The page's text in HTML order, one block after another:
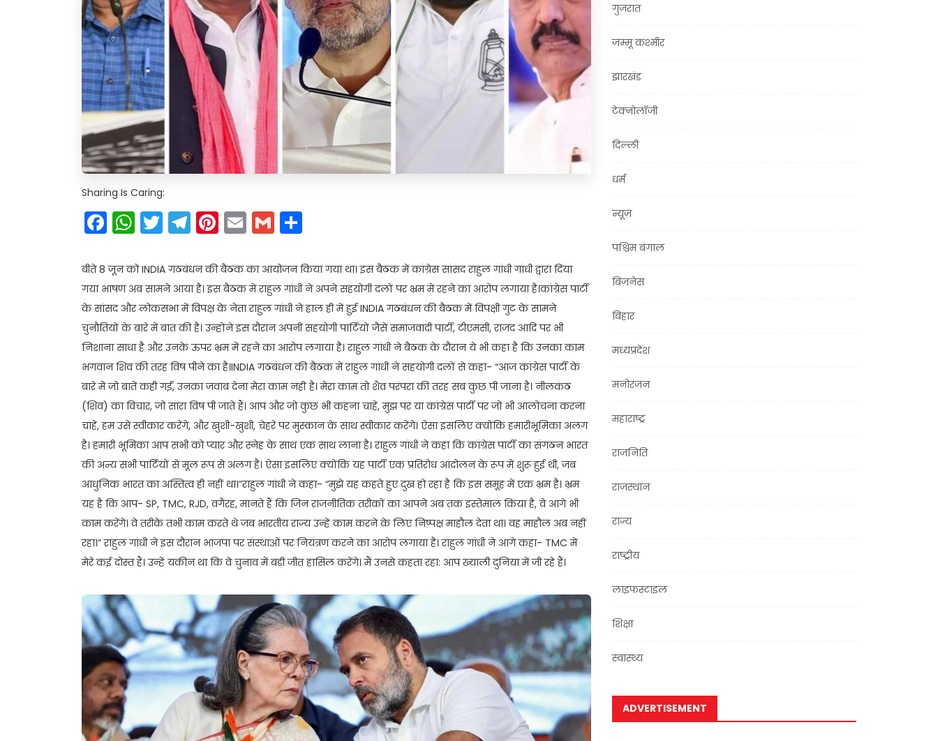
Sharing Is Caring:
Facebook
WhatsApp
Twitter
Telegram
Pinterest
EmailGmail
बीते 8 जून को INDIA गठबंधन की बैठक का आयोजन किया गया था। इस बैठक में कांग्रेस सांसद राहुल गांधी गांधी द्वारा दिया
गया भाषण अब सामने आया है। इस बैठक में राहुल गांधी ने अपने सहयोगी दलों पर भ्रम में रहने का आरोप लगाया है।कांग्रेस पार्टी
के सांसद और लोकसभा में विपक्ष के नेता राहुल गांधी ने हाल ही में हुई INDIA गठबंधन की बैठक में विपक्षी गुट के सामने
चुनौतियों के बारे में बात की है। उन्होंने इस दौरान अपनी सहयोगी पार्टियों जैसे समाजवादी पार्टी, टीएमसी, राजद आदि पर भी
निशाना साधा है और उनके ऊपर भ्रम में रहने का आरोप लगाया है। राहुल गांधी ने बैठक के दौरान ये भी कहा है कि उनका काम
भगवान शिव की तरह विष पीने का है।INDIA गठबंधन की बैठक में राहुल गांधी ने सहयोगी दलों से कहा- “आज कांग्रेस पार्टी के
बारे में जो बातें कही गईं, उनका जवाब देना मेरा काम नहीं है। मेरा काम तो शैव परंपरा की तरह सब कुछ पी जाना है। नीलकंठ
(शिव) का विचार, जो सारा विष पी जाते हैं। आप और जो कुछ भी कहना चाहें, मुझ पर या कांग्रेस पार्टी पर जो भी आलोचना करना
चाहें, हम उसे स्वीकार करेंगे, और खुशी-खुशी, चेहरे पर मुस्कान के साथ स्वीकार करेंगे। ऐसा इसलिए क्योंकि हमारीभूमिका अलग
है। हमारी भूमिका आप सभी को प्यार और स्नेह के साथ एक साथ लाना है। राहुल गांधी ने कहा कि कांग्रेस पार्टी का संगठन भारत
की अन्य सभी पार्टियों से मूल रूप से अलग है। ऐसा इसलिए क्योंकि यह पार्टी एक प्रतिरोध आंदोलन के रूप में शुरू हुई थी, जब
आधुनिक भारत का अस्तित्व ही नहीं था।”राहुल गांधी ने कहा- “मुझे यह कहते हुए दुख हो रहा है कि इस समूह में एक भ्रम है। भ्रम
यह है कि आप- SP, TMC, RJD, वगैरह, मानते हैं कि जिन राजनीतिक तरीकों का आपने अब तक इस्तेमाल किया है, वे आगे भी
काम करेंगे। वे तरीके तभी काम करते थे जब भारतीय राज्य उन्हें काम करने के लिए निष्पक्ष माहौल देता था। वह माहौल अब नहीं
रहा।” राहुल गांधी ने इस दौरान भाजपा पर संस्थाओं पर नियंत्रण करने का आरोप लगाया है। राहुल गांधी ने आगे कहा- TMC में
मेरे कई दोस्त हैं। उन्हें यकीन था कि वे चुनाव में बड़ी जीत हासिल करेंगे। मैं उनसे कहता रहा: आप ख्याली दुनिया में जी रहे हैं।
गुजरात
जम्मू कश्मीर
झारखंड
टेक्नोलॉजी
दिल्ली
धर्म
न्यूज़
पश्चिम बंगाल
बिज़नेस
बिहार
मध्यप्रदेश
मनोरंजन
महाराष्ट्र
राजनिति
राजस्थान
राज्य
राष्ट्रीय
लाइफस्टाइल
शिक्षा
स्वास्थ्य
ADVERTISEMENT